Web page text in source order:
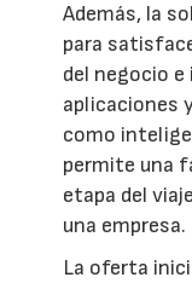
Además, la
para
del negocio
aplicaciones
como
permite una
etapa del
una empresa.
La oferta